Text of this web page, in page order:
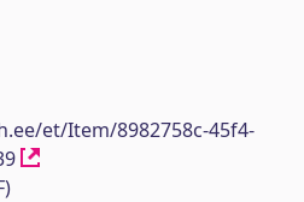
et/Item/8982758c-45f4-